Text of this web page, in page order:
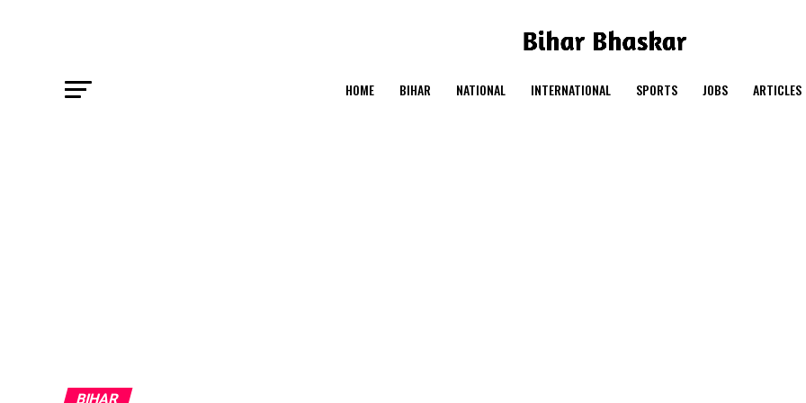
HOME BIHAR NATIONAL INTERNATIONAL SPORTS JOBS ARTICLES
BIHAR